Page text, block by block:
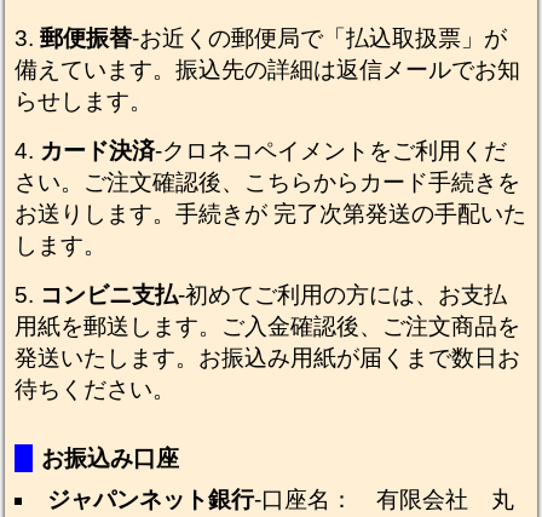
郵便振替-お近くの郵便局で「払込取扱票」が
備えています。振込先の詳細は返信メールでお知
らせします。
カード決済-クロネコペイメントをご利用くだ
さい。ご注文確認後、こちらからカード手続きを
お送りします。手続きが 完了次第発送の手配いた
します。
コンビニ支払-初めてご利用の方には、お支払
用紙を郵送します。ご入金確認後、ご注文商品を
発送いたします。お振込み用紙が届くまで数日お
待ちください。
お振込み口座
ジャパンネット銀行-口座名： 有限会社 丸